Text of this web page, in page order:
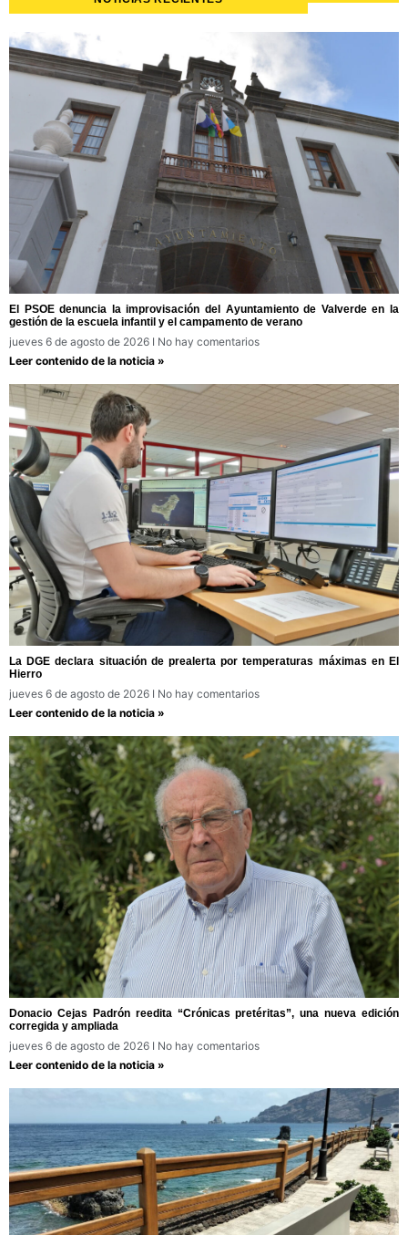
El PSOE denuncia la improvisación del Ayuntamiento de Valverde en la
gestión de la escuela infantil y el campamento de verano
jueves 6 de agosto de 2026
No hay comentarios
Leer contenido de la noticia »
La DGE declara situación de prealerta por temperaturas máximas en El
Hierro
jueves 6 de agosto de 2026
No hay comentarios
Leer contenido de la noticia »
Donacio Cejas Padrón reedita “Crónicas pretéritas”, una nueva edición
corregida y ampliada
jueves 6 de agosto de 2026
No hay comentarios
Leer contenido de la noticia »